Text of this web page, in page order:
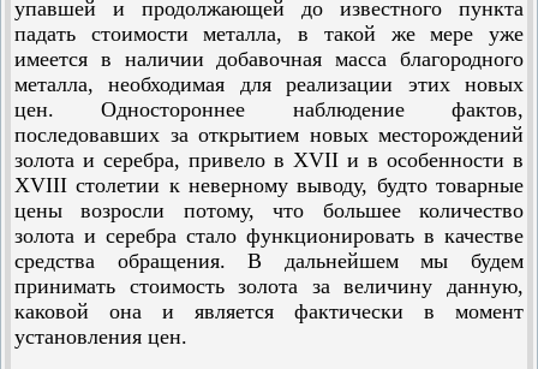
упавшей и продолжающей до известного пункта
падать стоимости металла, в такой же мере уже
имеется в наличии добавочная масса благородного
металла, необходимая для реализации этих новых
цен. Одностороннее наблюдение фактов,
последовавших за открытием новых месторождений
золота и серебра, привело в XVII и в особенности в
XVIII столетии к неверному выводу, будто товарные
цены возросли потому, что большее количество
золота и серебра стало функционировать в качестве
средства обращения. В дальнейшем мы будем
принимать стоимость золота за величину данную,
каковой она и является фактически в момент
установления цен.